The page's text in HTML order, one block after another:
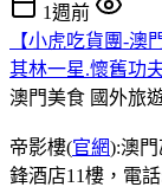
1週前
【小虎吃貨團-澳
其林一星.懷舊功
澳門美食 國外旅
帝影樓(官網):澳門
鋒酒店11樓，電